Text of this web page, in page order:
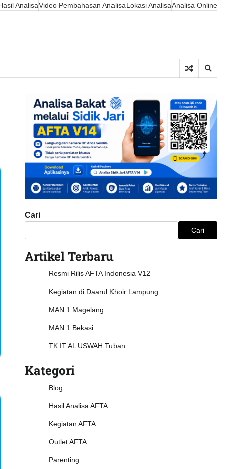
AnalisaVideo Pembahasan AnalisaLokasi AnalisaAnalisa Online
Cari
Cari
Artikel Terbaru
Resmi Rilis AFTA Indonesia V12
Kegiatan di Daarul Khoir Lampung
MAN 1 Magelang
MAN 1 Bekasi
TK IT AL USWAH Tuban
Kategori
Blog
Hasil Analisa AFTA
Kegiatan AFTA
Outlet AFTA
Parenting